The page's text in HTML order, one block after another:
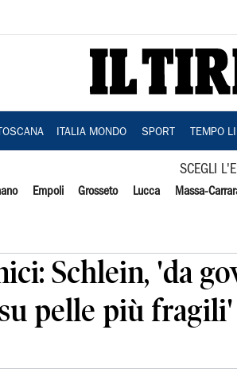
ITALIA MONDO SPORT TEMPO
SCEGLI
Empoli Grosseto Lucca Massa-
Schlein, 'da
pelle più fragili'